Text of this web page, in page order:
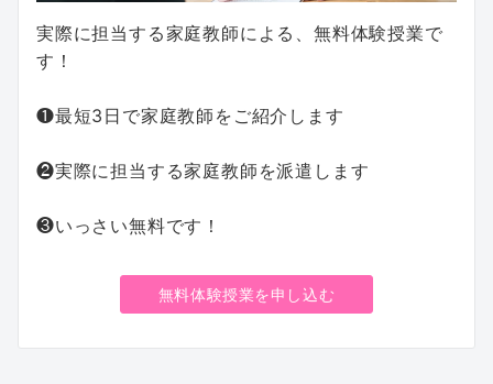
実際に担当する家庭教師による、無料体験授業で
す！
❶最短3日で家庭教師をご紹介します
❷実際に担当する家庭教師を派遣します
❸いっさい無料です！
無料体験授業を申し込む